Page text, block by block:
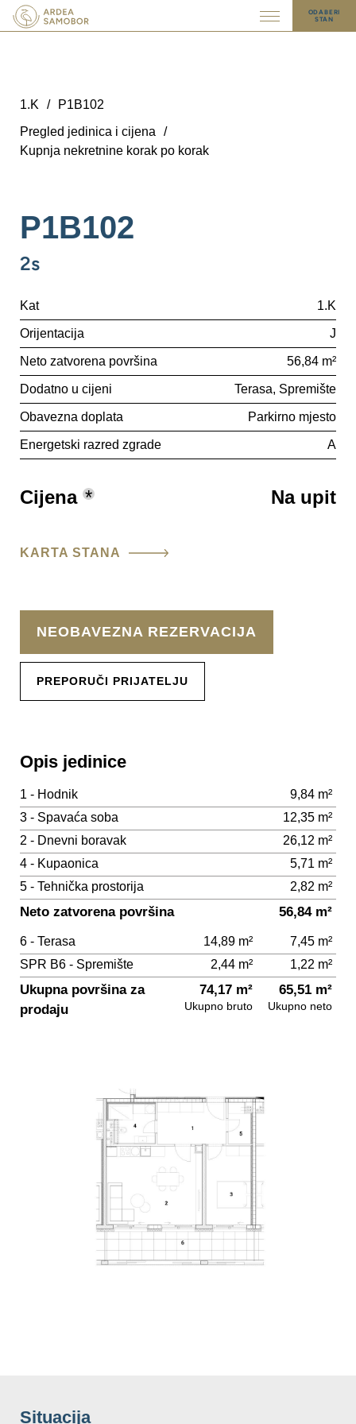
1.K /
P1B102
Pregled jedinica i cijena
/
Kupnja nekretnine korak po korak
P1B102
2s
Kat 1.K
Orijentacija J
Neto zatvorena površina 56,84 m²
Dodatno u cijeni Terasa Spremište
Obavezna doplata Parkirno mjesto
Energetski razred zgrade A
Cijena * Na upit
KARTA STANA
NEOBAVEZNA REZERVACIJA
PREPORUČI PRIJATELJU
Opis jedinice
1 - Hodnik
9,84 m²
3 - Spavaća soba
12,35 m²
2 - Dnevni boravak
26,12 m²
4 - Kupaonica
5,71 m²
5 - Tehnička prostorija
2,82 m²
Neto zatvorena površina 56,84 m²
6 - Terasa 14,89 m²
7,45 m²
SPR B6 - Spremište
2,44 m² 1,22 m²
Ukupna površina za
prodaju
74,17 m²
Ukupno bruto
65,51 m²
Ukupno neto
Situacija
ODABERI
STAN